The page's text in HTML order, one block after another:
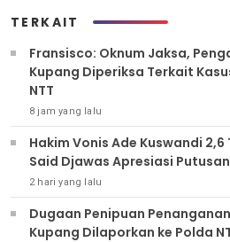
TERKAIT
Fransisco: Oknum Jaksa,
Kupang Diperiksa Terkait
NTT
8 jam yang lalu
Hakim Vonis Ade Kuswandi
Said Djawas Apresiasi Putusan
2 hari yang lalu
Dugaan Penipuan
Kupang Dilaporkan ke Polda